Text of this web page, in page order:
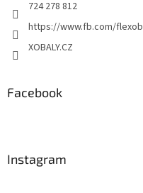
724 278 812
https://www.fb.com/
XOBALY.CZ
Facebook
Instagram